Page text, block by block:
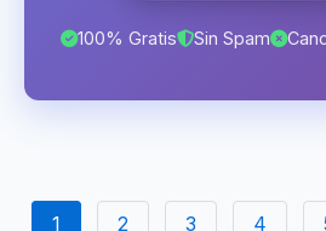
100% Gratis Sin Spam
1 2 3 4